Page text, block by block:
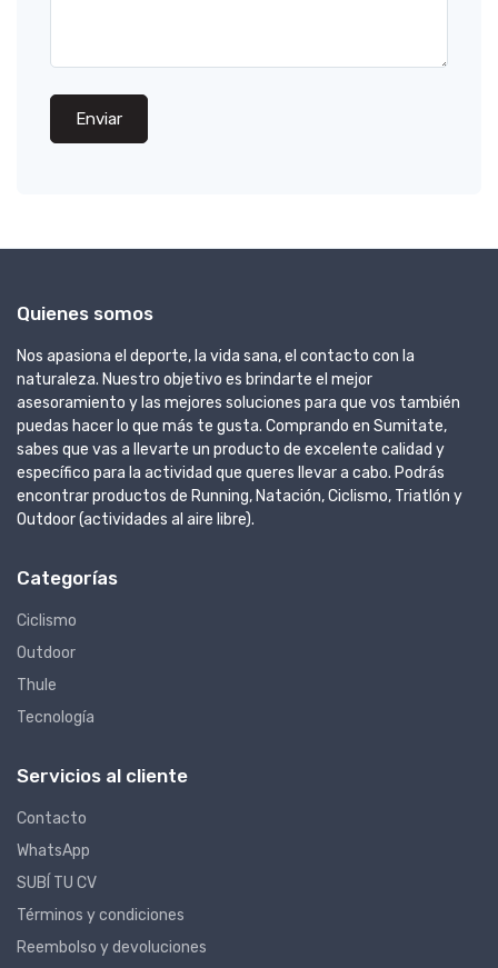
Enviar
Quienes somos
Nos apasiona el deporte, la vida sana, el contacto con la
naturaleza. Nuestro objetivo es brindarte el mejor
asesoramiento y las mejores soluciones para que vos también
puedas hacer lo que más te gusta. Comprando en Sumitate,
sabes que vas a llevarte un producto de excelente calidad y
específico para la actividad que queres llevar a cabo. Podrás
encontrar productos de Running, Natación, Ciclismo, Triatlón y
Outdoor (actividades al aire libre).
Categorías
Ciclismo
Outdoor
Thule
Tecnología
Servicios al cliente
Contacto
WhatsApp
SUBÍ TU CV
Términos y condiciones
Reembolso y devoluciones